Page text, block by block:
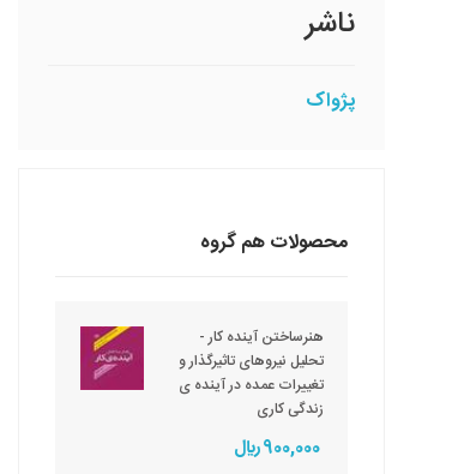
ناشر
پژواک
محصولات هم گروه
هنرساختن آینده کار -
تحلیل نیروهای تاثیرگذار و
تغییرات عمده در آینده ی
زندگی کاری
900,000 ريال